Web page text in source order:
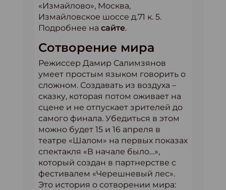
«Измайлово», Москва,
Измайловское шоссе д.71 к. 5.
Подробнее на сайте.
Сотворение мира
Режиссер Дамир Салимзянов
умеет простым языком говорить о
сложном. Создавать из воздуха –
сказку, которая потом оживает на
сцене и не отпускает зрителей до
самого финала. Убедиться в этом
можно будет 15 и 16 апреля в
театре «Шалом» на первых показах
спектакля «В начале было…»,
который создан в партнерстве с
фестивалем «Черешневый лес».
Это история о сотворении мира: